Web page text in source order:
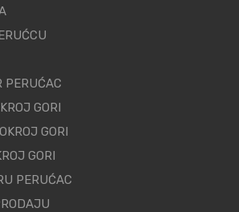
PERUĆAC
GORI
GORI
GORI
PERUĆAC